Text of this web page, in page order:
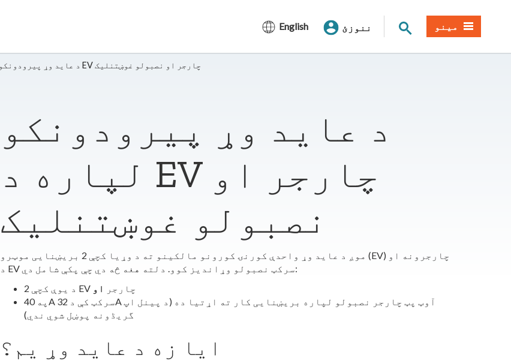
English ننوزئ د سایټ لټون
مینو
د عاید وړ پیرودونکو لپاره د EV چارجر او نصبولو غوښتنلیک
د عاید وړ پیرودونکو
لپاره د EV چارجر او
نصبولو غوښتنلیک
موږ د عاید وړ واحدې کورنۍ کورونو مالکینو ته د وړیا کچې 2 بریښنایی موټرو (EV) چارجرونه او
د EV سرکټ نصبولو وړاندیز کوو. دلته هغه څه دي چې پکې شامل دي:
د یوې کچې 2 EV چارجر
او
په 40A سرکټ کې د 32A آوټ پټ چارجر نصبولو لپاره بریښنایی کار ته اړتیا ده (د پینل اپ
گریڈونه پوښل شوي ندي)
ایا زه د عاید وړ یم؟